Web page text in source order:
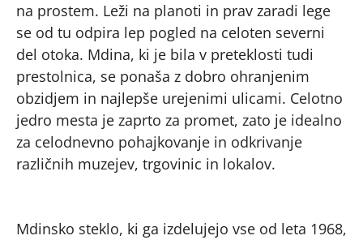
na prostem. Leži na planoti in prav zaradi lege
se od tu odpira lep pogled na celoten severni
del otoka. Mdina, ki je bila v preteklosti tudi
prestolnica, se ponaša z dobro ohranjenim
obzidjem in najlepše urejenimi ulicami. Celotno
jedro mesta je zaprto za promet, zato je idealno
za celodnevno pohajkovanje in odkrivanje
različnih muzejev, trgovinic in lokalov.
Mdinsko steklo, ki ga izdelujejo vse od leta 1968,